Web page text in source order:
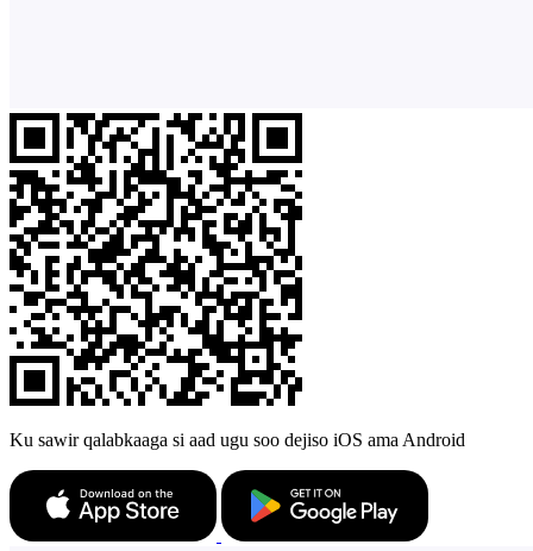
Ku sawir qalabkaaga si aad ugu soo dejiso iOS ama Android